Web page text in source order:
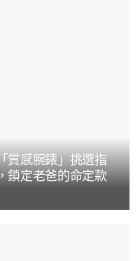
質感腕錶」挑選指
鎖定老爸的命定款